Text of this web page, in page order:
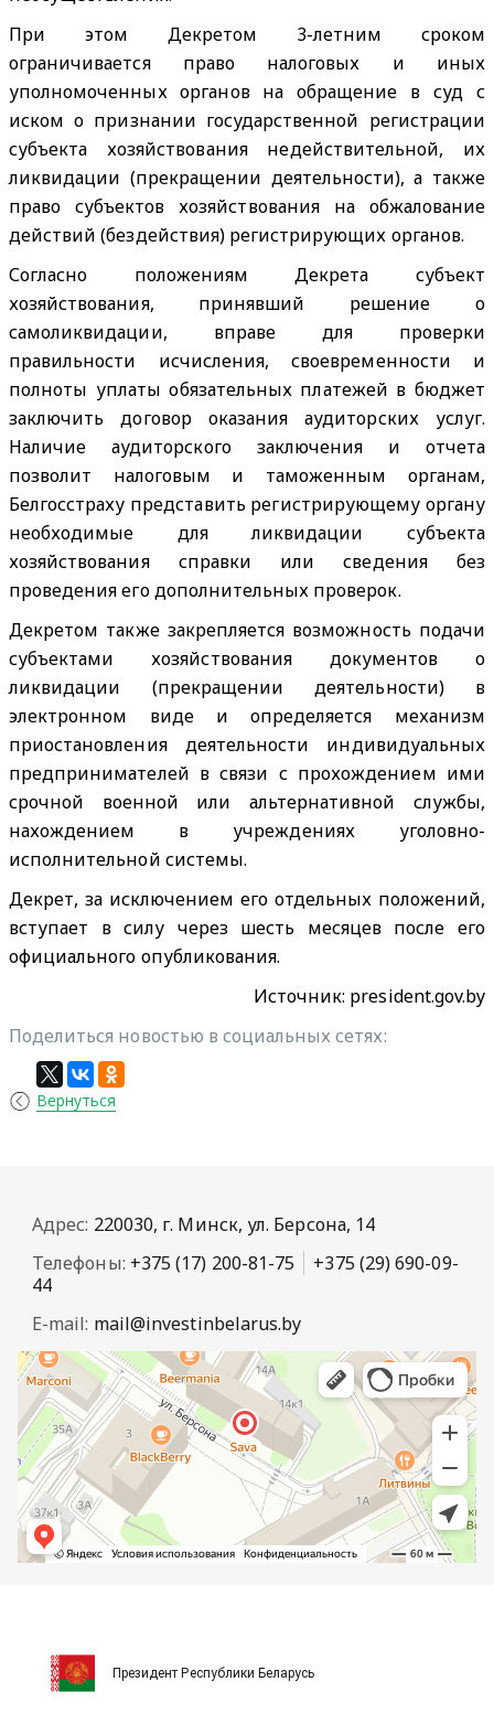
При этом Декретом 3-летним сроком
ограничивается право налоговых и иных
уполномоченных органов на обращение в суд с
иском о признании государственной регистрации
субъекта хозяйствования недействительной, их
ликвидации (прекращении деятельности), а также
право субъектов хозяйствования на обжалование
действий (бездействия) регистрирующих органов.
Согласно положениям Декрета субъект
хозяйствования, принявший решение о
самоликвидации, вправе для проверки
правильности исчисления, своевременности и
полноты уплаты обязательных платежей в бюджет
заключить договор оказания аудиторских услуг.
Наличие аудиторского заключения и отчета
позволит налоговым и таможенным органам,
Белгосстраху представить регистрирующему органу
необходимые для ликвидации субъекта
хозяйствования справки или сведения без
проведения его дополнительных проверок.
Декретом также закрепляется возможность подачи
субъектами хозяйствования документов о
ликвидации (прекращении деятельности) в
электронном виде и определяется механизм
приостановления деятельности индивидуальных
предпринимателей в связи с прохождением ими
срочной военной или альтернативной службы,
нахождением в учреждениях уголовно-
исполнительной системы.
Декрет, за исключением его отдельных положений,
вступает в силу через шесть месяцев после его
официального опубликования.
Источник: president.gov.by
Поделиться новостью в социальных сетях:
Вернуться
Адрес: 220030, г. Минск, ул. Берсона, 14
Телефоны: +375 (17) 200-81-75
+375 (29) 690-09-
44
E-mail: mail@investinbelarus.by
Президент Республики Беларусь